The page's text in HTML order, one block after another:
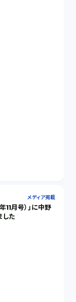
メディア掲載
11月号）」に中野
した